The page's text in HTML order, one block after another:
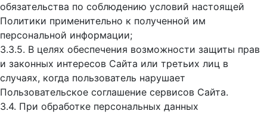
обязательства по соблюдению условий настоящей
Политики применительно к полученной им
персональной информации;
3.3.5. В целях обеспечения возможности защиты прав
и законных интересов Сайта или третьих лиц в
случаях, когда пользователь нарушает
Пользовательское соглашение сервисов Сайта.
3.4. При обработке персональных данных